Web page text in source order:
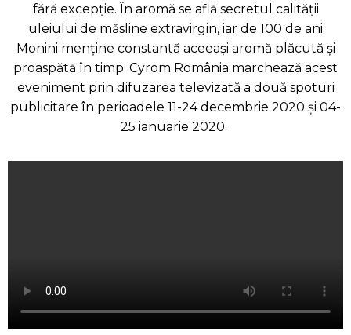
fără excepţie. În aromă se află secretul calităţii
uleiului de măsline extravirgin, iar de 100 de ani
Monini menține constantă aceeași aromă plăcută şi
proaspătă în timp. Cyrom România marchează acest
eveniment prin difuzarea televizată a două spoturi
publicitare în perioadele 11-24 decembrie 2020 și 04-
25 ianuarie 2020.